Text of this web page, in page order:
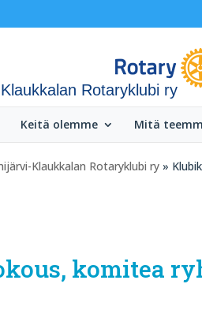
Rotaryklubi ry
Keitä olemme Mitä
Klaukkalan Rotaryklubi ry »
komitea